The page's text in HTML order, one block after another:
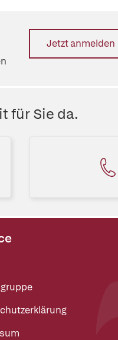
Jetzt anmelden
für Sie da.